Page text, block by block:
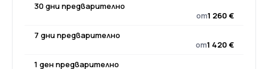
30 дни предварително
от1 260 €
7 дни предварително
от1 420 €
1 ден предварително